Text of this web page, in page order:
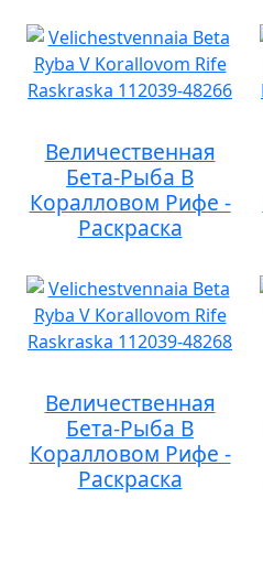
Величественная
Бета-Рыба В
Коралловом Рифе -
Раскраска
Величественная
Бета-Рыба В
Коралловом Рифе -
Раскраска